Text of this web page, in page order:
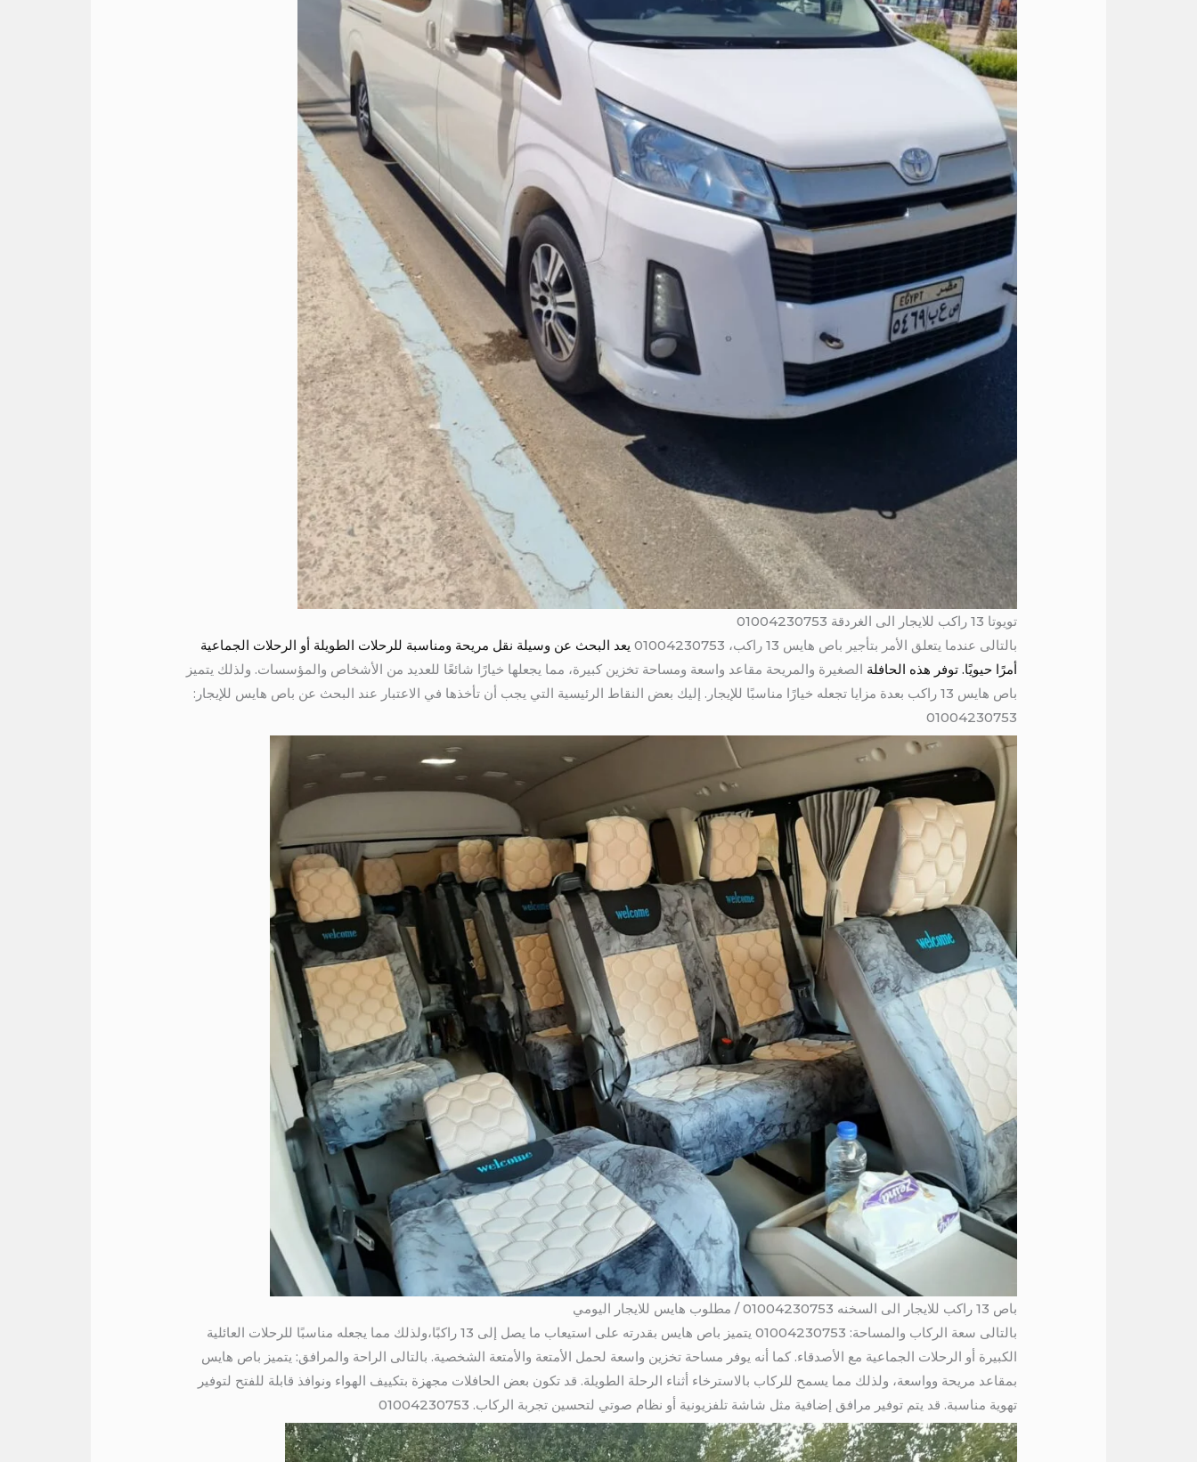
تويوتا 13 راكب للايجار الى الغردقة 01004230753
بالتالى عندما يتعلق الأمر بتأجير باص هايس 13 راكب، 01004230753
يعد البحث عن وسيلة نقل مريحة ومناسبة للرحلات الطويلة أو الرحلات الجماعية
أمرًا حيويًا. توفر هذه الحافلة الصغيرة والمريحة مقاعد واسعة ومساحة تخزين كبيرة، مما يجعلها خيارًا شائعًا للعديد من الأشخاص والمؤسسات. ولذلك يتميز
باص هايس 13 راكب بعدة مزايا تجعله خيارًا مناسبًا للإيجار. إليك بعض النقاط الرئيسية التي يجب أن تأخذها في الاعتبار عند البحث عن باص هايس للإيجار:
01004230753
باص 13 راكب للايجار الى السخنه 01004230753 / مطلوب هايس للايجار اليومي
بالتالى سعة الركاب والمساحة: 01004230753 يتميز باص هايس بقدرته على استيعاب ما يصل إلى 13 راكبًا،ولذلك مما يجعله مناسبًا للرحلات العائلية
الكبيرة أو الرحلات الجماعية مع الأصدقاء. كما أنه يوفر مساحة تخزين واسعة لحمل الأمتعة والأمتعة الشخصية. بالتالى الراحة والمرافق: يتميز باص هايس
بمقاعد مريحة وواسعة، ولذلك مما يسمح للركاب بالاسترخاء أثناء الرحلة الطويلة. قد تكون بعض الحافلات مجهزة بتكييف الهواء ونوافذ قابلة للفتح لتوفير
تهوية مناسبة. قد يتم توفير مرافق إضافية مثل شاشة تلفزيونية أو نظام صوتي لتحسين تجربة الركاب. 01004230753